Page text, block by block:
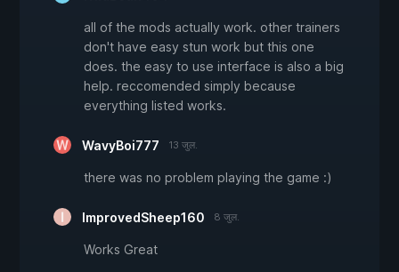
all of the mods actually work. other trainers
don't have easy stun work but this one
does. the easy to use interface is also a big
help. reccomended simply because
everything listed works.
WavyBoi777 13 जुल.
there was no problem playing the game :)
ImprovedSheep160 8 जुल.
Works Great